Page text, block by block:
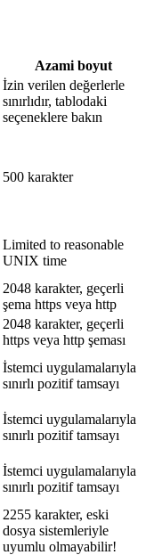
Azami boyut
İzin verilen değerlerle
sınırlıdır, tablodaki
seçeneklere bakın
500 karakter
Limited to reasonable
UNIX time
2048 karakter, geçerli
şema https veya http
2048 karakter, geçerli
https veya http şeması
İstemci uygulamalarıyla
sınırlı pozitif tamsayı
İstemci uygulamalarıyla
sınırlı pozitif tamsayı
İstemci uygulamalarıyla
sınırlı pozitif tamsayı
2255 karakter, eski
dosya sistemleriyle
uyumlu olmayabilir!